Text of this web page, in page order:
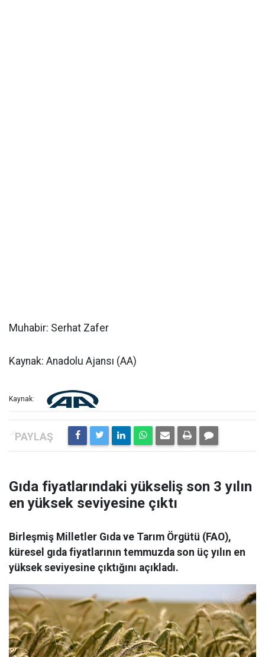
Muhabir: Serhat Zafer
Kaynak: Anadolu Ajansı (AA)
Kaynak:
Gıda fiyatlarındaki yükseliş son 3 yılın
en yüksek seviyesine çıktı
Birleşmiş Milletler Gıda ve Tarım Örgütü (FAO),
küresel gıda fiyatlarının temmuzda son üç yılın en
yüksek seviyesine çıktığını açıkladı.